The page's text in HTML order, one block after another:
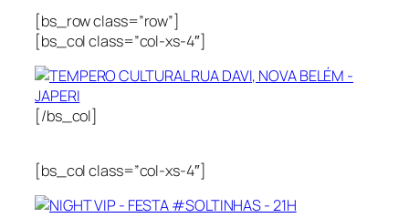
[bs_row class=”row”]
[bs_col class=”col-xs-4″]
[/bs_col]
[bs_col class=”col-xs-4″]